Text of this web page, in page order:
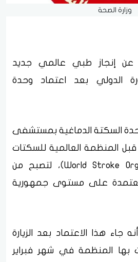
وزارة الصحة
عن إنجاز طبي عالمي جديد
الدولي بعد اعتماد وحدة
السكتة الدماغية بمستشفى
قبل المنظمة العالمية للسكتات
الدماغية (World Stroke Organization)، لتصبح من
على مستوى جمهورية
جاء هذا الاعتماد بعد الزيارة
بها المنظمة في شهر فبراير